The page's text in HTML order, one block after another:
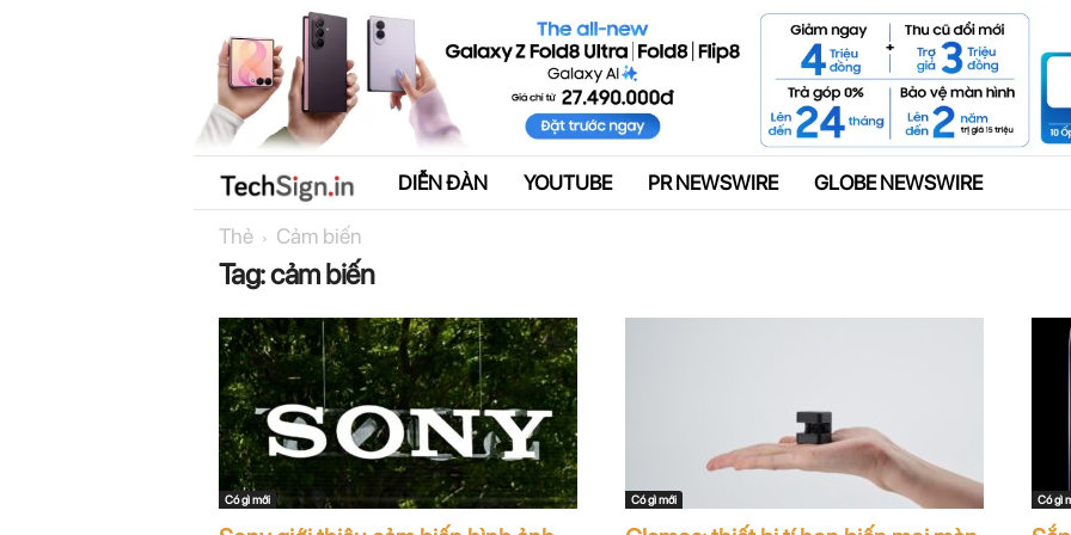
Quảng cáo
h
S
i
g
DIỄN ĐÀN YOUTUBE PR NEWSWIRE GLOBE NEWSWIRE
Thẻ Cảm biến
Tag: cảm biến
Có gì mới Có gì mới Có gì